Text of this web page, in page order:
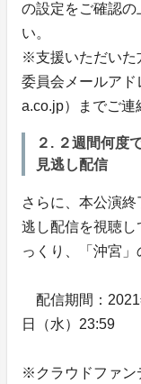
の設定をご確認の
い。
※支援いただいた
委員会メールア
a.co.jp）までご連
２. ２週間何度
見逃し配信
さらに、本公演
逃し配信を視聴
っくり、「沖宮」
配信期間：
日（水）23:59
※クラウドファン